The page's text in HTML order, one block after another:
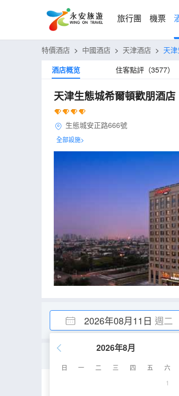
旅行團 機票
特價酒店 > 中國酒店 > 天津酒店 > 天
酒店概览
住客點評（3577）
天津生態城希爾頓歡朋酒店
生態城安正路666號
全部設施>
2026年08月11日 週二
2026年8月
日 一 二 三 四 五
六
1
好萊塢大
30-32㎡